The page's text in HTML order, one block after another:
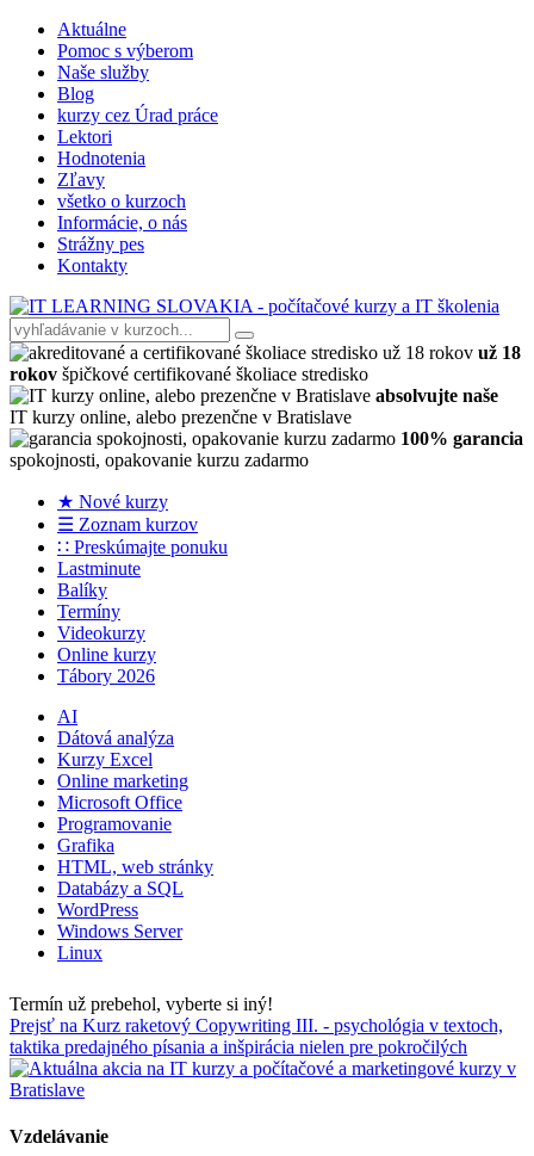
Aktuálne
Pomoc s výberom
Naše služby
Blog
kurzy cez Úrad práce
Lektori
Hodnotenia
Zľavy
všetko o kurzoch
Informácie, o nás
Strážny pes
Kontakty
už 18
rokov špičkové certifikované školiace stredisko
absolvujte naše
IT kurzy online, alebo prezenčne v Bratislave
100% garancia
spokojnosti, opakovanie kurzu zadarmo
★ Nové kurzy
☰ Zoznam kurzov
∷ Preskúmajte ponuku
Lastminute
Balíky
Termíny
Videokurzy
Online kurzy
Tábory 2026
AI
Dátová analýza
Kurzy Excel
Online marketing
Microsoft Office
Programovanie
Grafika
HTML, web stránky
Databázy a SQL
WordPress
Windows Server
Linux
Termín už prebehol, vyberte si iný!
Prejsť na Kurz raketový Copywriting III. - psychológia v textoch,
taktika predajného písania a inšpirácia nielen pre pokročilých
Vzdelávanie